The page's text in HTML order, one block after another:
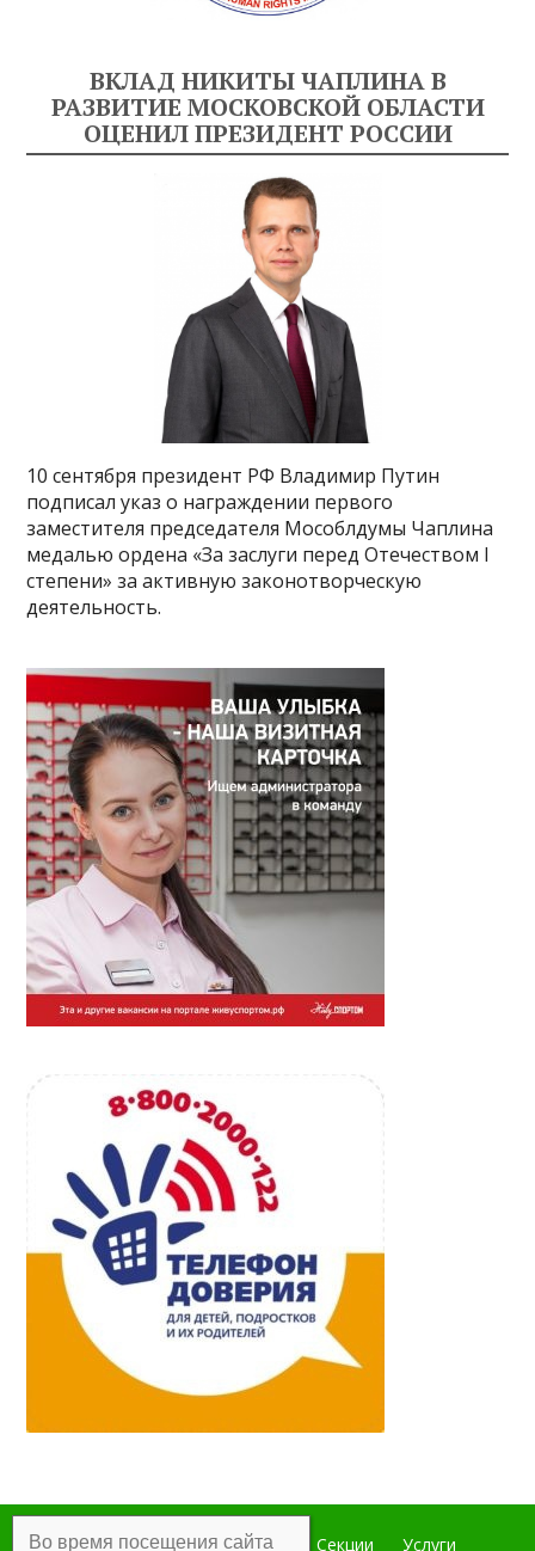
ВКЛАД НИКИТЫ ЧАПЛИНА В
РАЗВИТИЕ МОСКОВСКОЙ ОБЛАСТИ
ОЦЕНИЛ ПРЕЗИДЕНТ РОССИИ
10 сентября президент РФ Владимир Путин
подписал указ о награждении первого
заместителя председателя Мособлдумы Чаплина
медалью ордена «За заслуги перед Отечеством I
степени» за активную законотворческую
деятельность.
Главная Мероприятия Секции Услуги
Во время посещения сайта